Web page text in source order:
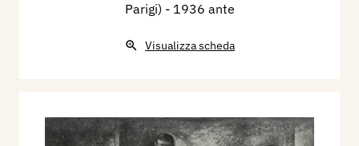
Parigi) - 1936 ante
Visualizza scheda